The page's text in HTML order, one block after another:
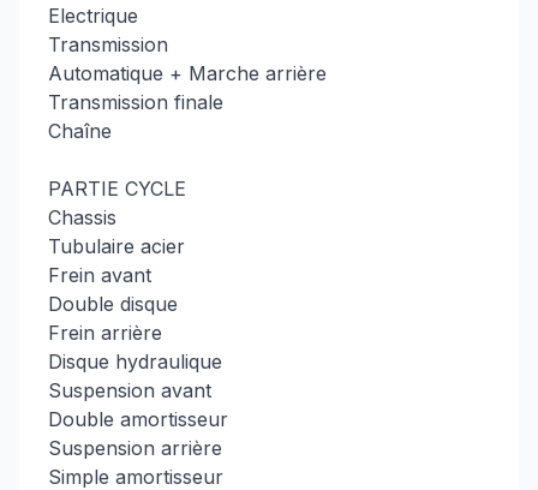
Electrique
Transmission
Automatique + Marche arrière
Transmission finale
Chaîne
PARTIE CYCLE
Chassis
Tubulaire acier
Frein avant
Double disque
Frein arrière
Disque hydraulique
Suspension avant
Double amortisseur
Suspension arrière
Simple amortisseur